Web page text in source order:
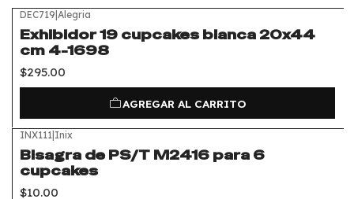
DEC719|Alegria
Exhibidor 19 cupcakes blanca 20x44
cm 4-1698
$295.00
AGREGAR AL CARRITO
INX111|Inix
Bisagra de PS/T M2416 para 6
cupcakes
$10.00